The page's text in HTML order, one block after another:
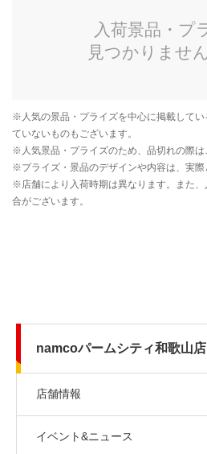
namcoパームシティ和歌山店
店舗情報
イベント&ニュース